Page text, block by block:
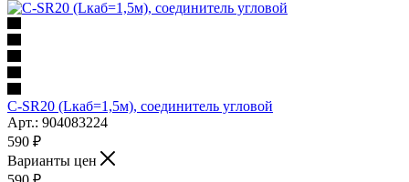
C-SR20 (Lкаб=1,5м), соединитель угловой
Арт.: 904083224
590 ₽
Варианты цен